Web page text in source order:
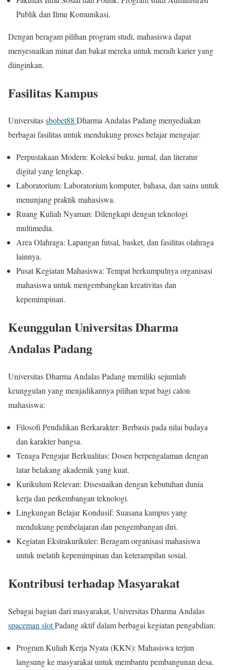
Publik dan Ilmu Komunikasi.
Dengan beragam pilihan program studi, mahasiswa dapat
menyesuaikan minat dan bakat mereka untuk meraih karier yang
diinginkan.
Fasilitas Kampus
Universitassbobet88 Dharma Andalas Padang menyediakan
berbagai fasilitas untuk mendukung proses belajar mengajar:
Perpustakaan Modern: Koleksi buku, jurnal, dan literatur
digital yang lengkap.
Laboratorium: Laboratorium komputer, bahasa, dan sains untuk
menunjang praktik mahasiswa.
Ruang Kuliah Nyaman: Dilengkapi dengan teknologi
multimedia.
Area Olahraga: Lapangan futsal, basket, dan fasilitas olahraga
lainnya.
Pusat Kegiatan Mahasiswa: Tempat berkumpulnya organisasi
mahasiswa untuk mengembangkan kreativitas dan
kepemimpinan.
Keunggulan Universitas Dharma
Andalas Padang
Universitas Dharma Andalas Padang memiliki sejumlah
keunggulan yang menjadikannya pilihan tepat bagi calon
mahasiswa:
Filosofi Pendidikan Berkarakter: Berbasis pada nilai budaya
dan karakter bangsa.
Tenaga Pengajar Berkualitas: Dosen berpengalaman dengan
latar belakang akademik yang kuat.
Kurikulum Relevan: Disesuaikan dengan kebutuhan dunia
kerja dan perkembangan teknologi.
Lingkungan Belajar Kondusif: Suasana kampus yang
mendukung pembelajaran dan pengembangan diri.
Kegiatan Ekstrakurikuler: Beragam organisasi mahasiswa
untuk melatih kepemimpinan dan keterampilan sosial.
Kontribusi terhadap Masyarakat
Sebagai bagian dari masyarakat, Universitas Dharma Andalas
spaceman slotPadang aktif dalam berbagai kegiatan pengabdian:
Program Kuliah Kerja Nyata (KKN): Mahasiswa terjun
langsung ke masyarakat untuk membantu pembangunan desa.